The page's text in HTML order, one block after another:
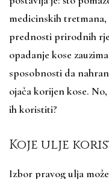
medicinskih
prednosti prirodnih
opadanje kose
sposobnosti da
ojača korijen kose.
ih koristiti?
Koje ulje
Izbor pravog ulja